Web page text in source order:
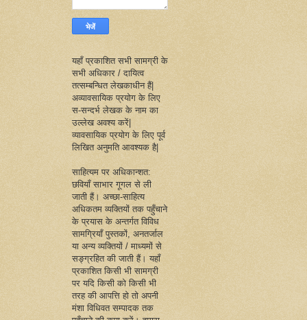
यहाँ प्रकाशित सभी सामग्री के
सभी अधिकार / दायित्व
तत्सम्बन्धित लेखकाधीन हैं|
अव्यावसायिक प्रयोग के लिए
स-सन्दर्भ लेखक के नाम का
उल्लेख अवश्य करें|
व्यावसायिक प्रयोग के लिए पूर्व
लिखित अनुमति आवश्यक है|
साहित्यम पर अधिकान्शत:
छवियाँ साभार गूगल से ली
जाती हैं। अच्छा-साहित्य
अधिकतम व्यक्तियों तक पहुँचाने
के प्रयास के अन्तर्गत विविध
सामग्रियाँ पुस्तकों, अनतर्जाल
या अन्य व्यक्तियों / माध्यमों से
सङ्ग्रहित की जाती हैं। यहाँ
प्रकाशित किसी भी सामग्री
पर यदि किसी को किसी भी
तरह की आपत्ति हो तो अपनी
मंशा विधिवत सम्पादक तक